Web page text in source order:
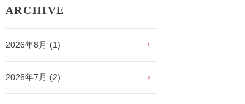
ARCHIVE
2026年8月 (1)
2026年7月 (2)